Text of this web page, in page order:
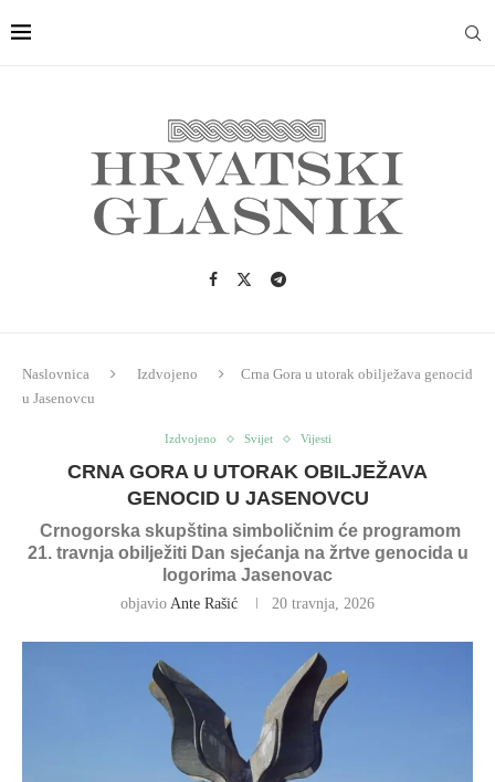
Naslovnica Izdvojeno
Crna Gora u utorak obilježava genocid
u Jasenovcu
Izdvojeno Svijet Vijesti
CRNA GORA U UTORAK OBILJEŽAVA
GENOCID U JASENOVCU
Crnogorska skupština simboličnim će programom
21. travnja obilježiti Dan sjećanja na žrtve genocida u
logorima Jasenovac
objavio Ante Rašić 20 travnja, 2026